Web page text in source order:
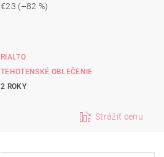
€23 (–82 %)
RIALTO
TEHOTENSKÉ OBLEČENIE
2 ROKY
Strážiť cenu